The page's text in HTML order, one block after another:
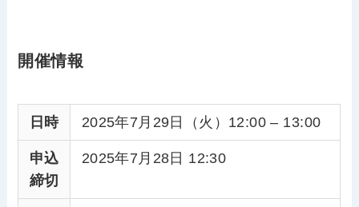
開催情報
日時 2025年7月29日（火）12:00 – 13:00
申込
締切
2025年7月28日 12:30